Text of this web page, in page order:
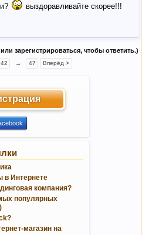
выздоравливайте скорее!!!
зарегистрироваться, чтобы ответить.)
42 → 47 Вперёд >
в Интернете
компания?
популярных
магазин на